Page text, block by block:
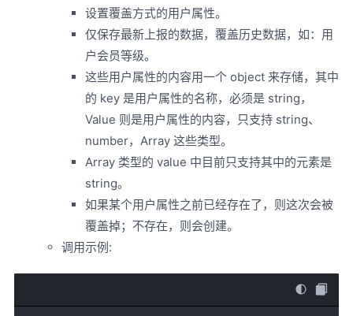
设置覆盖方式的用户属性。
仅保存最新上报的数据，覆盖历史数据，如：用
户会员等级。
这些用户属性的内容用一个 object 来存储，其中
的 key 是用户属性的名称，必须是 string，
Value 则是用户属性的内容，只支持 string、
number，Array 这些类型。
Array 类型的 value 中目前只支持其中的元素是
string。
如果某个用户属性之前已经存在了，则这次会被
覆盖掉；不存在，则会创建。
调用示例: